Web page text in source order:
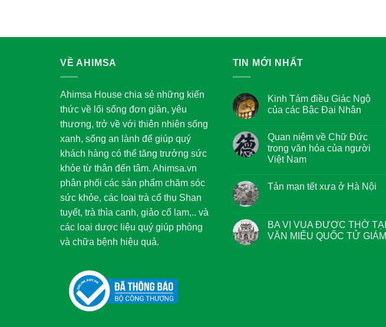
VỀ AHIMSA
Ahimsa House chia sẻ những kiến
thức về lối sống đơn giản, yêu
thương, trở về với thiên nhiên sống
xanh, sống an lành để giúp quý
khách hàng có thể tăng trưởng sức
khỏe từ thân đến tâm. Ahimsa.vn
phân phối các sản phẩm chăm sóc
sức khỏe, các loại trà cổ thụ Shan
tuyết, trà thìa canh, giảo cổ lam,.. và
các loại dược liệu quý giúp phòng
và chữa bệnh hiệu quả.
TIN MỚI NHẤT
Kinh Tám điều Giác Ngộ
của các Bậc Đại Nhân
bình
luận
ở
Kinh
Giác
Ngộ
Đại
Nhân
Quan niệm về Chữ Đức
trong văn hóa của người
Việt Nam
bình
về
Chữ
Đức
Tản mạn tết xưa ở Hà Nội
luận
ở
Tản
BA VỊ VUA ĐƯỢC THỜ TẠI
VĂN MIẾU QUỐC TỬ GIÁM